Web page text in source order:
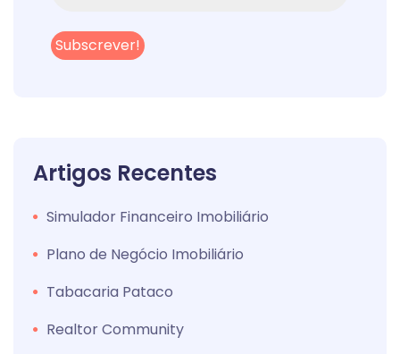
Artigos Recentes
Simulador Financeiro Imobiliário
Plano de Negócio Imobiliário
Tabacaria Pataco
Realtor Community